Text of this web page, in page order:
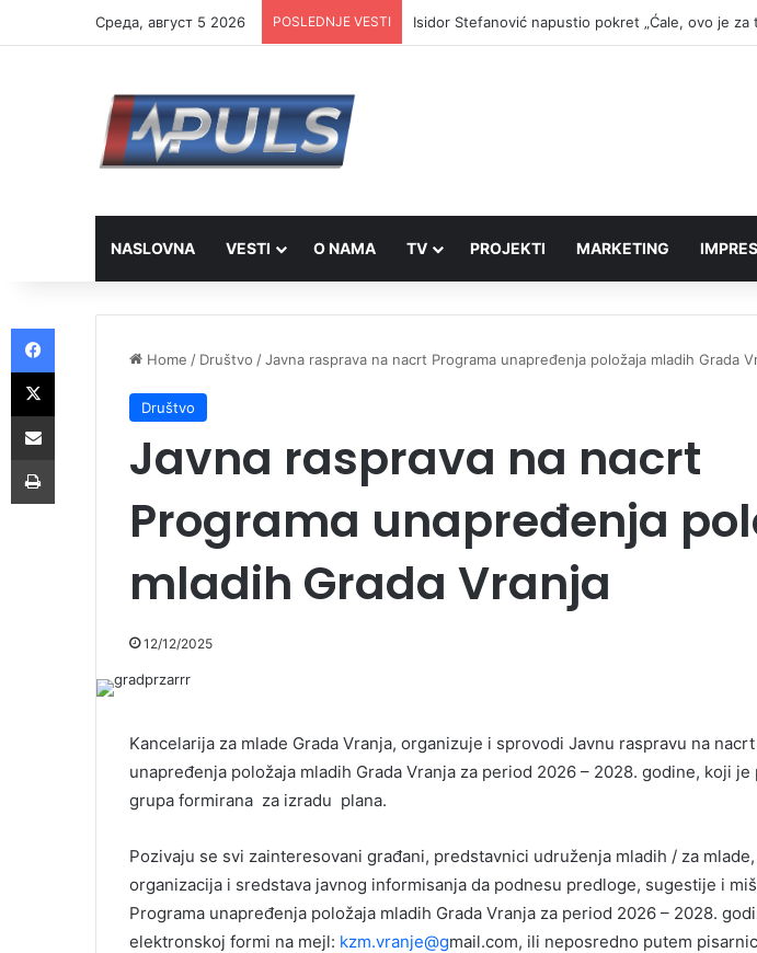
Cреда, август 5 2026 POSLEDNJE VESTI Isidor Stefanović napustio pokret „Ćale, ovo je
NASLOVNA VESTI O NAMA TV PROJEKTI MARKETING
Home / Društvo /Javna rasprava na nacrt Programa unapređenja položaja mladih Grada
Društvo
Javna rasprava na nacrt
Programa unapređenja
mladih Grada Vranja
12/12/2025
Kancelarija za mlade Grada Vranja, organizuje i sprovodi Javnu raspravu na
unapređenja položaja mladih Grada Vranja za period 2026 – 2028. godine, koji
grupa formirana za izradu plana.
Pozivaju se svi zainteresovani građani, predstavnici udruženja mladih / za
organizacija i sredstava javnog informisanja da podnesu predloge, sugestije i
Programa unapređenja položaja mladih Grada Vranja za period 2026 – 2028.
elektronskoj formi na mejl: kzm.vranje@gmail.com, ili neposredno putem
Facebook
X
Share via Email